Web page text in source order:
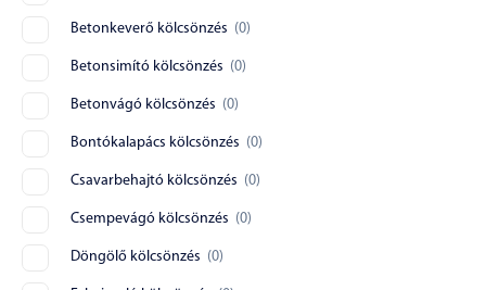
Betonkeverő kölcsönzés (0)
Betonsimító kölcsönzés (0)
Betonvágó kölcsönzés (0)
Bontókalapács kölcsönzés (0)
Csavarbehajtó kölcsönzés (0)
Csempevágó kölcsönzés (0)
Döngölő kölcsönzés (0)